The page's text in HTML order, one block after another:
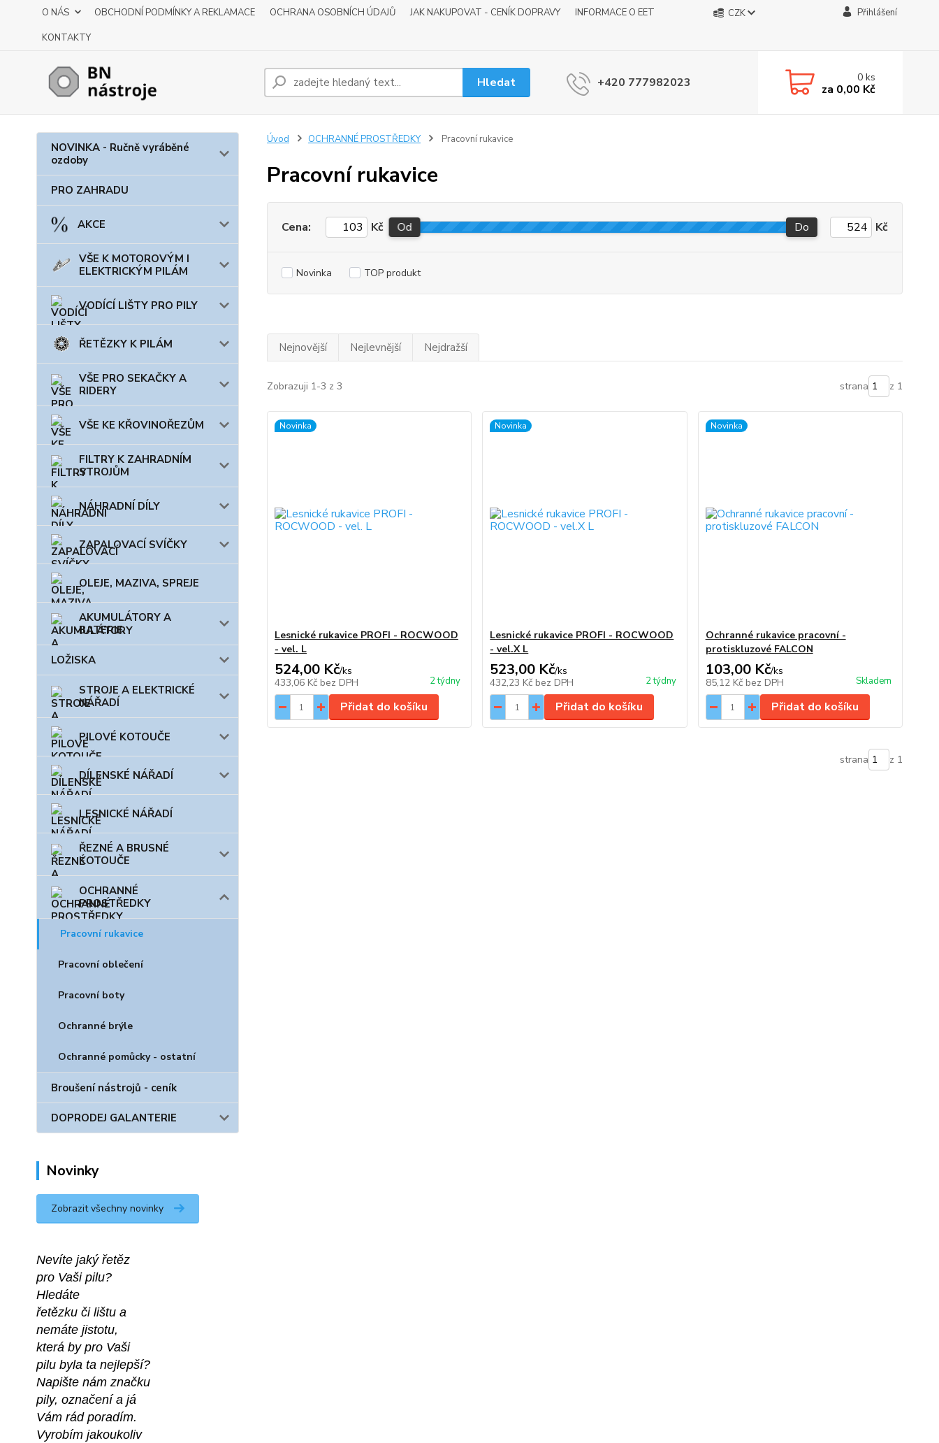
O NÁS OBCHODNÍ PODMÍNKY A REKLAMACE OCHRANA OSOBNÍCH ÚDAJŮ JAK NAKUPOVAT - CENÍK DOPRAVY
INFORMACE O EET
KONTAKTY
CZK Přihlášení
Hledat +420 777982023 0ks
za 0,00 Kč
NOVINKA - Ručně vyráběné
ozdoby
PRO ZAHRADU
AKCE
VŠE K MOTOROVÝM I
ELEKTRICKÝM PILÁM
VODÍCÍ LIŠTY PRO PILY
ŘETĚZKY K PILÁM
VŠE PRO SEKAČKY A
RIDERY
VŠE KE KŘOVINOŘEZŮM
FILTRY K ZAHRADNÍM
STROJŮM
NÁHRADNÍ DÍLY
ZAPALOVACÍ SVÍČKY
OLEJE, MAZIVA, SPREJE
AKUMULÁTORY A
BATERIE
LOŽISKA
STROJE A ELEKTRICKÉ
NÁŘADÍ
PILOVÉ KOTOUČE
DÍLENSKÉ NÁŘADÍ
LESNICKÉ NÁŘADÍ
ŘEZNÉ A BRUSNÉ
KOTOUČE
OCHRANNÉ
PROSTŘEDKY
Pracovní rukavice
Pracovní oblečení
Pracovní boty
Ochranné brýle
Ochranné pomůcky - ostatní
Broušení nástrojů - ceník
DOPRODEJ GALANTERIE
Novinky
Zobrazit všechny novinky
Nevíte jaký řetěz
pro Vaši pilu?
Hledáte
řetězku či lištu a
nemáte jistotu,
která by pro Vaši
pilu byla ta nejlepší?
Napište nám značku
pily, označení a já
Vám rád poradím.
Vyrobím jakoukoliv
Úvod OCHRANNÉ PROSTŘEDKY Pracovní rukavice
Pracovní rukavice
Cena: Kč Od Do Kč
Novinka TOP produkt
Nejnovější Nejlevnější Nejdražší
Zobrazuji 1-3 z 3 strana z 1
Novinka
Lesnické rukavice PROFI - ROCWOOD
- vel. L
524,00 Kč/ks
433,06 Kč bez DPH 2 týdny
Přidat do košíku
Novinka
Lesnické rukavice PROFI - ROCWOOD
- vel.X L
523,00 Kč/ks
432,23 Kč bez DPH 2 týdny
Přidat do košíku
Novinka
Ochranné rukavice pracovní -
protiskluzové FALCON
103,00 Kč/ks
85,12 Kč bez DPH Skladem
Přidat do košíku
strana z 1